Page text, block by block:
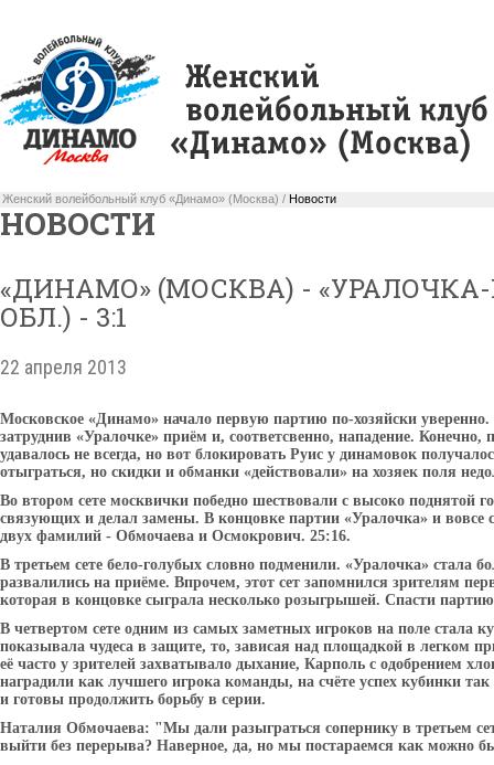
Женский волейбольный клуб «Динамо» (Москва) / Новости
НОВОСТИ
«ДИНАМО» (МОСКВА) -
ОБЛ.) - 3:1
22 апреля 2013
Московское «Динамо» начало первую партию по-хозяйски уверенно.
затруднив «Уралочке» приём и, соответсвенно, нападение.
удавалось не всегда, но вот блокировать Руис у динамовок
отыграться, но скидки и обманки «действовали» на хозяек поля
Во втором сете москвички победно шествовали с высоко поднятой
связующих и делал замены. В концовке партии «Уралочка» и вовсе
двух фамилий - Обмочаева и Осмокрович. 25:16.
В третьем сете бело-голубых словно подменили. «Уралочка» стала
развалились на приёме. Впрочем, этот сет запомнился зрителям
которая в концовке сыграла несколько розыгрышей. Спасти
В четвертом сете одним из самых заметных игроков на поле
показывала чудеса в защите, то, зависая над площадкой в легком
её часто у зрителей захватывало дыхание, Карполь с одобрением
наградили как лучшего игрока команды, на счёте успех кубинки
и готовы продолжить борьбу в серии.
Наталия Обмочаева: "Мы дали разыграться сопернику в третьем
выйти без перерыва? Наверное, да, но мы постараемся как можно